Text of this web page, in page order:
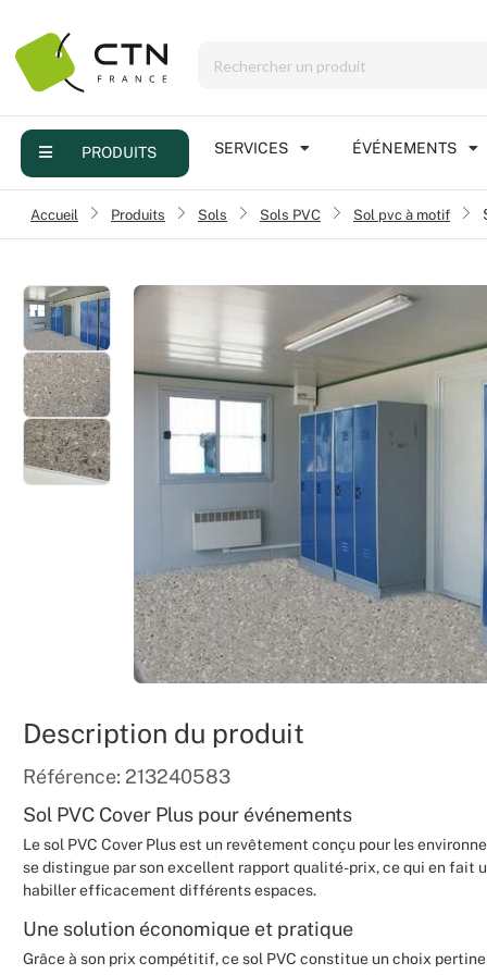
PRODUITS SERVICES ÉVÉNEMENTS
Accueil Produits
› Sols
› Sols PVC
› Sol pvc à motif
Description du produit
Référence: 213240583
Sol PVC Cover Plus pour événements
Le sol PVC Cover Plus est un revêtement conçu pour les
se distingue par son excellent rapport qualité-prix, ce qui en fait
habiller efficacement différents espaces.
Une solution économique et pratique
Grâce à son prix compétitif, ce sol PVC constitue un choix
Produits
Services
Événements
Réalisations
FAQ
Contact